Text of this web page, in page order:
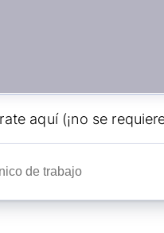
aquí (¡no se